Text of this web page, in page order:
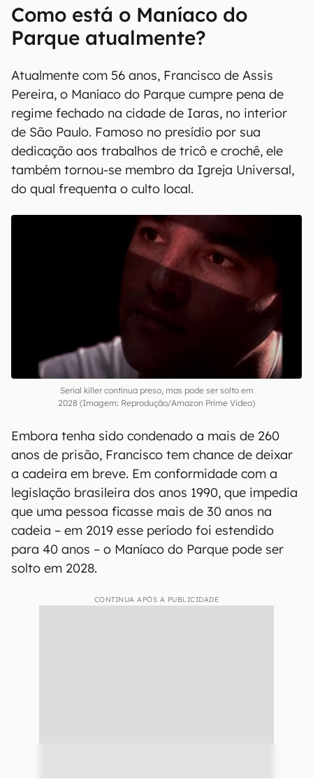
Como está o Maníaco do
Parque atualmente?
Atualmente com 56 anos, Francisco de Assis
Pereira, o Maníaco do Parque cumpre pena de
regime fechado na cidade de Iaras, no interior
de São Paulo. Famoso no presídio por sua
dedicação aos trabalhos de tricô e crochê, ele
também tornou-se membro da Igreja Universal,
do qual frequenta o culto local.
Serial killer continua preso, mas pode ser solto em
2028 (Imagem: Reprodução/Amazon Prime Video)
Embora tenha sido condenado a mais de 260
anos de prisão, Francisco tem chance de deixar
a cadeira em breve. Em conformidade com a
legislação brasileira dos anos 1990, que impedia
que uma pessoa ficasse mais de 30 anos na
cadeia – em 2019 esse período foi estendido
para 40 anos – o Maníaco do Parque pode ser
solto em 2028.
CONTINUA APÓS A PUBLICIDADE